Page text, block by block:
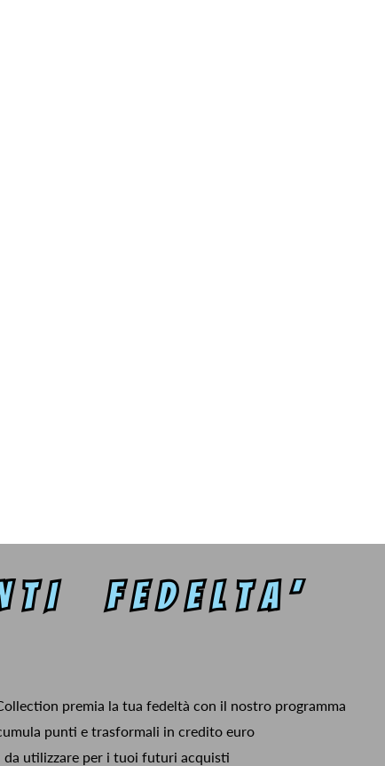
premia la tua fedeltà con il nostro programma
punti e trasformali in credito euro
da utilizzare per i tuoi futuri acquisti